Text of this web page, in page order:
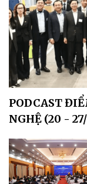
PODCAST
NGHỆ (20 -